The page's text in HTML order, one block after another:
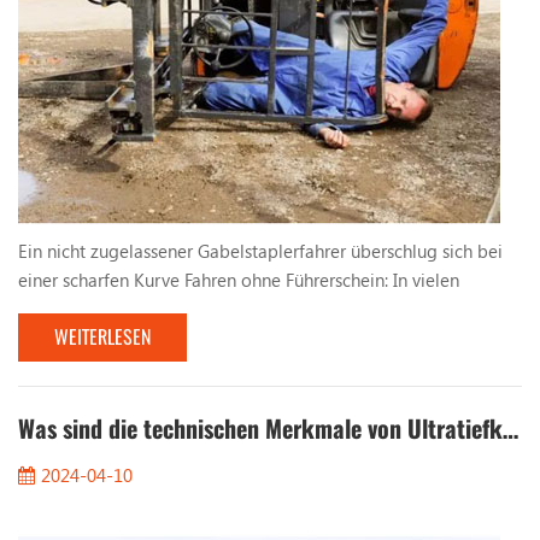
Ein nicht zugelassener Gabelstaplerfahrer überschlug sich bei
einer scharfen Kurve Fahren ohne Führerschein: In vielen
Fabriken und Logistikzentren werden aufgrund dringenden
Produktionsbedarfs teilweise Arbeitskräfte eingestellt, denen
eine qualifizierte Ausbildung und Qualifikation fehlt, um
Gabelstapler zu bedienen . Diesen nicht lizenzierten Fahrern
mangelt es an grundlegenden Kenntnissen und ...
WEITERLESEN
Was sind die technischen Merkmale von Ultratiefkühlstaplern?
2024-04-10